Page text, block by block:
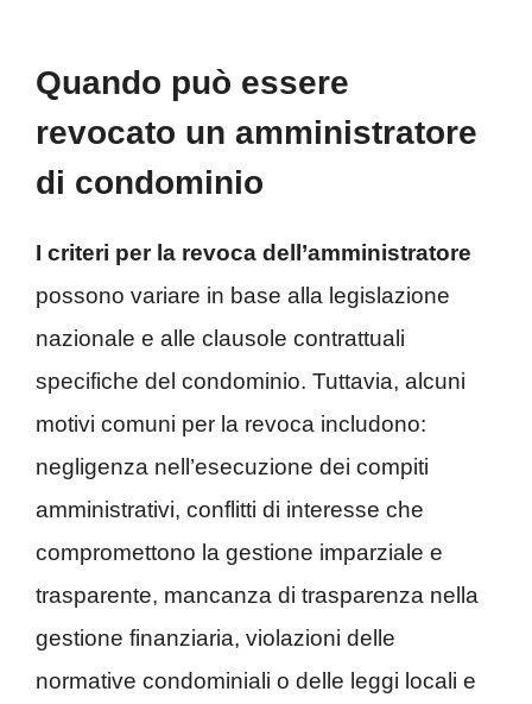
Quando può essere
revocato un amministratore
di condominio
I criteri per la revoca dell’amministratore
possono variare in base alla legislazione
nazionale e alle clausole contrattuali
specifiche del condominio. Tuttavia, alcuni
motivi comuni per la revoca includono:
negligenza nell’esecuzione dei compiti
amministrativi, conflitti di interesse che
compromettono la gestione imparziale e
trasparente, mancanza di trasparenza nella
gestione finanziaria, violazioni delle
normative condominiali o delle leggi locali e